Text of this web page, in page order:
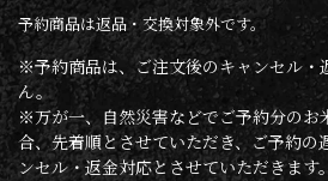
予約商品は返品・交換対象外です。
※予約商品は、ご注文後のキャンセル・
ん。
※万が一、自然災害などでご予約分のお
合、先着順とさせていただき、ご予約の
ンセル・返金対応とさせていただきます